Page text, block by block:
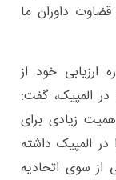
داوران ما
ارزیابی خود از
در المپیک، گفت:
زیادی برای
در المپیک داشته
از سوی اتحادیه